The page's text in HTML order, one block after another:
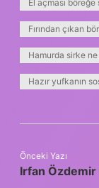
El açması
Fırından çıkan
Hamurda sirke
Hazır yufkanın
Önceki Yazı
Irfan Özdemir